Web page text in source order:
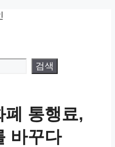
검색
폐 통행료,
바꾸다